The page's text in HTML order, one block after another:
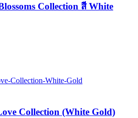
Collection สี White
Collection (White Gold)